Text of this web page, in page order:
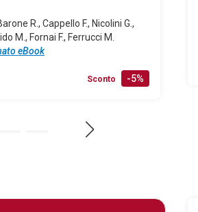
R., Cappello F., Nicolini G.,
M., Fornai F., Ferrucci M.
eBook
Sconto -5%